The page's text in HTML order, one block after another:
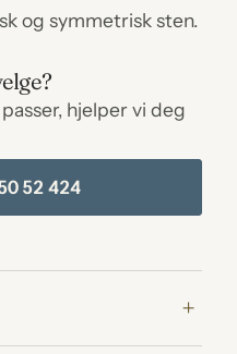
og symmetrisk sten.
hjelper vi deg
52 424